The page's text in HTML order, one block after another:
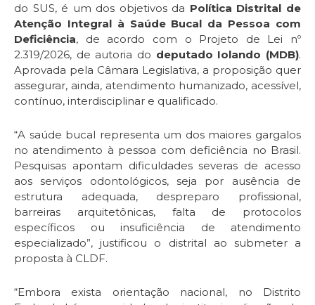
do SUS, é um dos objetivos da Política Distrital de
Atenção Integral à Saúde Bucal da Pessoa com
Deficiência, de acordo com o Projeto de Lei nº
2.319/2026, de autoria do deputado Iolando (MDB).
Aprovada pela Câmara Legislativa, a proposição quer
assegurar, ainda, atendimento humanizado, acessível,
contínuo, interdisciplinar e qualificado.
“A saúde bucal representa um dos maiores gargalos
no atendimento à pessoa com deficiência no Brasil.
Pesquisas apontam dificuldades severas de acesso
aos serviços odontológicos, seja por ausência de
estrutura adequada, despreparo profissional,
barreiras arquitetônicas, falta de protocolos
específicos ou insuficiência de atendimento
especializado”, justificou o distrital ao submeter a
proposta à CLDF.
“Embora exista orientação nacional, no Distrito